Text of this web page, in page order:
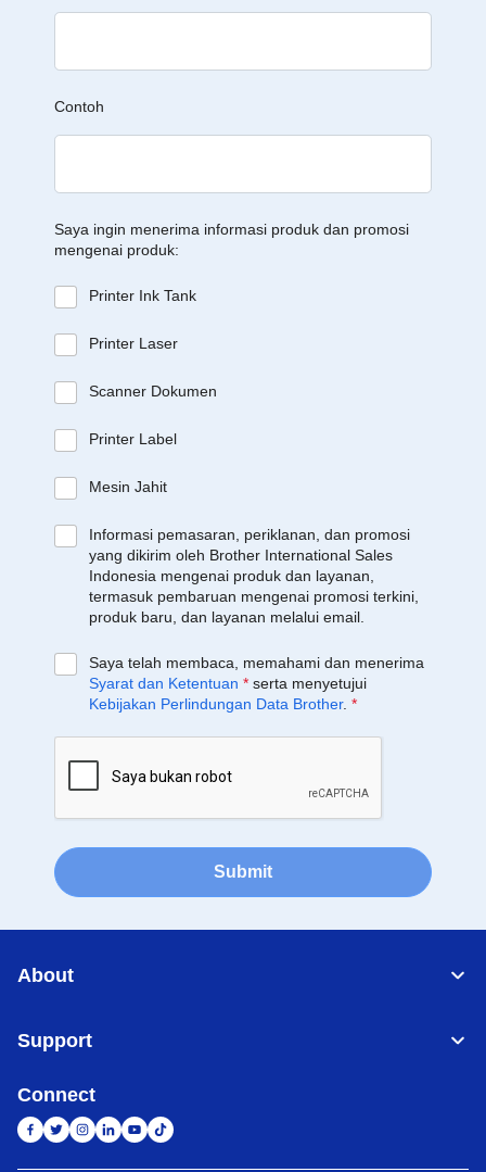
Contoh
Saya ingin menerima informasi produk dan promosi
mengenai produk:
Printer Ink Tank
Printer Laser
Scanner Dokumen
Printer Label
Mesin Jahit
Informasi pemasaran, periklanan, dan promosi
yang dikirim oleh Brother International Sales
Indonesia mengenai produk dan layanan,
termasuk pembaruan mengenai promosi terkini,
produk baru, dan layanan melalui email.
Saya telah membaca, memahami dan menerima
Syarat dan Ketentuan * serta menyetujui
Kebijakan Perlindungan Data Brother. *
Submit
About
Support
Connect